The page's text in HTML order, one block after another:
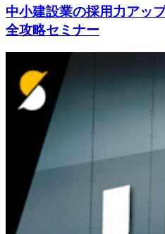
中小建設業の採用力アッ
全攻略セミナー